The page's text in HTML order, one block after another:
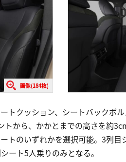
画像(184枚)
トクッション、シートバックボ
から、かかとまでの高さを約
トのいずれかを選択可能。3列
ート5人乗りのみとなる。